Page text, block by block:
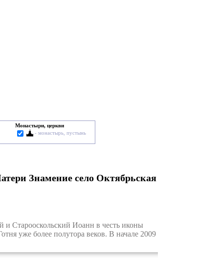
Монастыри, церкви
- монастырь, пустынь
Знамение село Октябрьская
и Старооскольский Иоанн в честь иконы
уже более полутора веков. В начале 2009